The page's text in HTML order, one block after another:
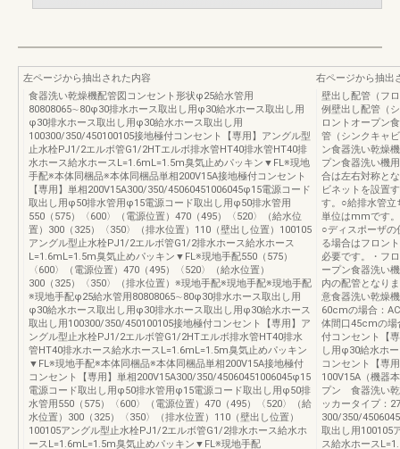
左ページから抽出された内容
食器洗い乾燥機配管図コンセント形状φ25給水管用
80808065∼80φ30排水ホース取出し用φ30給水ホース取出し用
φ30排水ホース取出し用φ30給水ホース取出し用
100300/350/450100105接地極付コンセント【専用】アングル型
止水栓PJ1/2エルボ管G1/2HTエルボ排水管HT40排水管HT40排
水ホース給水ホースL=1.6mL=1.5m臭気止めパッキン▼FL※現地
手配※本体同梱品※本体同梱品単相200V15A接地極付コンセント
【専用】単相200V15A300/350/45060451006045φ15電源コード
取出し用φ50排水管用φ15電源コード取出し用φ50排水管用
550（575）〈600〉（電源位置）470（495）〈520〉（給水位
置）300（325）〈350〉（排水位置）110（壁出し位置）100105
アングル型止水栓PJ1/2エルボ管G1/2排水ホース給水ホース
L=1.6mL=1.5m臭気止めパッキン▼FL※現地手配550（575）
〈600〉（電源位置）470（495）〈520〉（給水位置）
300（325）〈350〉（排水位置）※現地手配※現地手配※現地手配
※現地手配φ25給水管用80808065∼80φ30排水ホース取出し用
φ30給水ホース取出し用φ30排水ホース取出し用φ30給水ホース
取出し用100300/350/450100105接地極付コンセント【専用】ア
ングル型止水栓PJ1/2エルボ管G1/2HTエルボ排水管HT40排水
管HT40排水ホース給水ホースL=1.6mL=1.5m臭気止めパッキン
▼FL※現地手配※本体同梱品※本体同梱品単相200V15A接地極付
コンセント【専用】単相200V15A300/350/45060451006045φ15
電源コード取出し用φ50排水管用φ15電源コード取出し用φ50排
水管用550（575）〈600〉（電源位置）470（495）〈520〉（給
水位置）300（325）〈350〉（排水位置）110（壁出し位置）
100105アングル型止水栓PJ1/2エルボ管G1/2排水ホース給水ホ
ースL=1.6mL=1.5m臭気止めパッキン▼FL※現地手配
右ページから抽出
壁出し配管（フ
例壁出し配管（
ロントオープン
管（シンクキャ
ン食器洗い乾燥
プン食器洗い機
合は左右対称と
ビネットを設置
す。○給排水管立
単位はmmです
○ディスポーザの
る場合はフロン
必要です。・フ
ープン食器洗い
内の配管となり
意食器洗い乾燥
60cmの場合：
体間口45cmの場
付コンセント【
し用φ30給水ホ
コンセント【専
100V15A（機器
プン 食器洗い
ッカータイプ：
300/350/
取出し用100105
ス給水ホース